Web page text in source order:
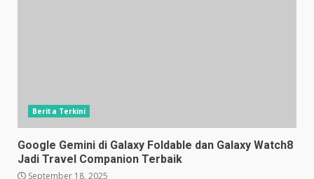
Berita Terkini
Google Gemini di Galaxy Foldable dan Galaxy Watch8
Jadi Travel Companion Terbaik
September 18, 2025